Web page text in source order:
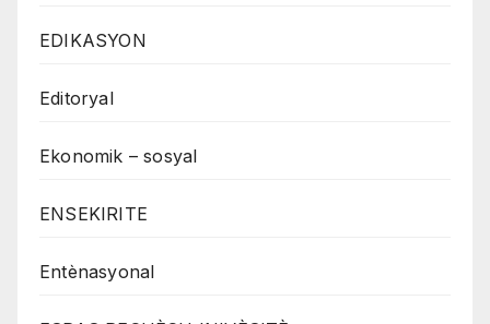
EDIKASYON
Editoryal
Ekonomik – sosyal
ENSEKIRITE
Entènasyonal